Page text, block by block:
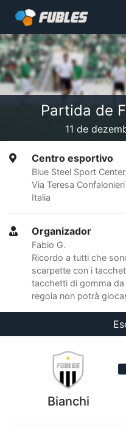
Partida de
11 de
Centro esportivo
Blue Steel Sport Center
Via Teresa
Italia
Organizador
Fabio G.
Ricordo a tutti che
scarpette con i
tacchetti di gomma
regola non potrà
Bianchi